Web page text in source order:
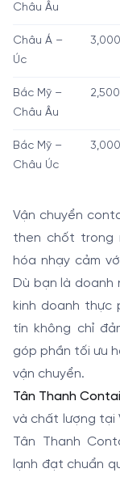
Châu Âu
Châu Á –
Úc
Bắc Mỹ –
Châu Âu
Bắc Mỹ –
Châu Úc
Vận chuyển
then chốt trong
hóa nhạy cảm
Dù bạn là doanh
kinh doanh thực
tín không chỉ
góp phần tối ưu
vận chuyển.
Tân Thanh
và chất lượng tại
Tân Thanh
lạnh đạt chuẩn